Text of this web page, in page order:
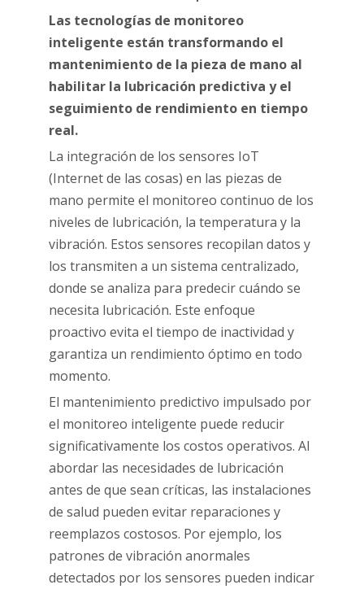
Las tecnologías de monitoreo
inteligente están transformando el
mantenimiento de la pieza de mano al
habilitar la lubricación predictiva y el
seguimiento de rendimiento en tiempo
real.
La integración de los sensores IoT
(Internet de las cosas) en las piezas de
mano permite el monitoreo continuo de los
niveles de lubricación, la temperatura y la
vibración. Estos sensores recopilan datos y
los transmiten a un sistema centralizado,
donde se analiza para predecir cuándo se
necesita lubricación. Este enfoque
proactivo evita el tiempo de inactividad y
garantiza un rendimiento óptimo en todo
momento.
El mantenimiento predictivo impulsado por
el monitoreo inteligente puede reducir
significativamente los costos operativos. Al
abordar las necesidades de lubricación
antes de que sean críticas, las instalaciones
de salud pueden evitar reparaciones y
reemplazos costosos. Por ejemplo, los
patrones de vibración anormales
detectados por los sensores pueden indicar